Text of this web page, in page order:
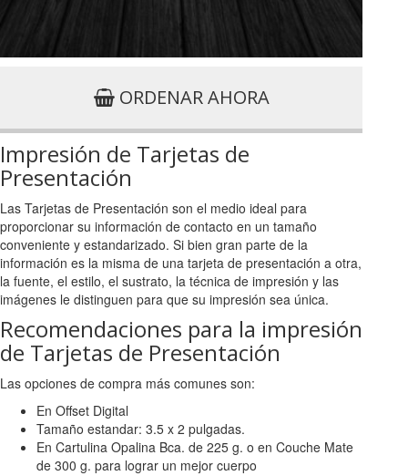
ORDENAR AHORA
Impresión de Tarjetas de
Presentación
Las Tarjetas de Presentación son el medio ideal para
proporcionar su información de contacto en un tamaño
conveniente y estandarizado. Si bien gran parte de la
información es la misma de una tarjeta de presentación a otra,
la fuente, el estilo, el sustrato, la técnica de impresión y las
imágenes le distinguen para que su impresión sea única.
Recomendaciones para la impresión
de Tarjetas de Presentación
Las opciones de compra más comunes son:
En Offset Digital
Tamaño estandar: 3.5 x 2 pulgadas.
En Cartulina Opalina Bca. de 225 g. o en Couche Mate
de 300 g. para lograr un mejor cuerpo